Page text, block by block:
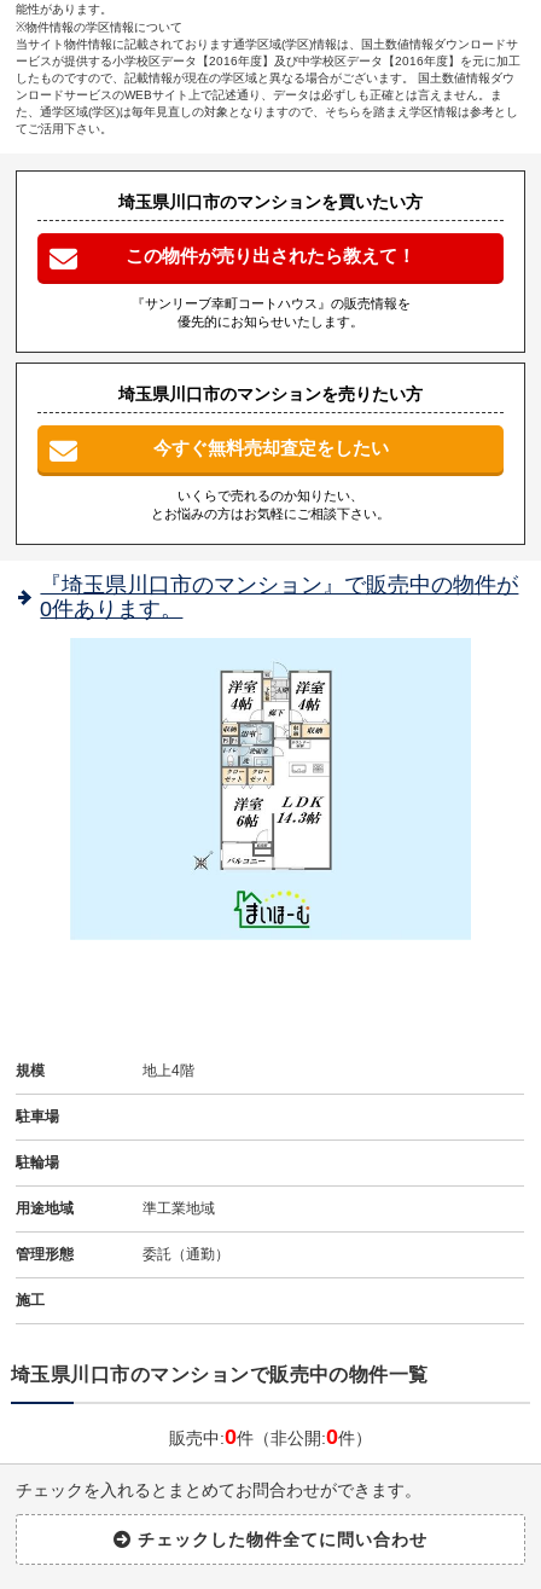
能性があります。
※物件情報の学区情報について
当サイト物件情報に記載されております通学区域(学区)情報は、国土数値情報ダウンロードサ
ービスが提供する小学校区データ【2016年度】及び中学校区データ【2016年度】を元に加工
したものですので、記載情報が現在の学区域と異なる場合がございます。 国土数値情報ダウ
ンロードサービスのWEBサイト上で記述通り、データは必ずしも正確とは言えません。ま
た、通学区域(学区)は毎年見直しの対象となりますので、そちらを踏まえ学区情報は参考とし
てご活用下さい。
埼玉県川口市のマンションを買いたい方
この物件が売り出されたら教えて！
『サンリーブ幸町コートハウス』の販売情報を
優先的にお知らせいたします。
埼玉県川口市のマンションを売りたい方
今すぐ無料売却査定をしたい
いくらで売れるのか知りたい、
とお悩みの方はお気軽にご相談下さい。
『埼玉県川口市のマンション』で販売中の物件が
0件あります。
規模 地上4階
駐車場
駐輪場
用途地域 準工業地域
管理形態 委託（通勤）
施工
埼玉県川口市のマンションで販売中の物件一覧
販売中:0件（非公開:0件）
チェックを入れるとまとめてお問合わせができます。